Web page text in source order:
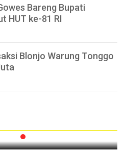
Bareng Bupati
HUT ke-81 RI
Blonjo Warung Tonggo
Perhelatan Festival
Kobarkan Semangat